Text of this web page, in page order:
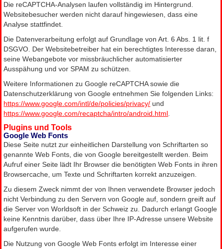
Die reCAPTCHA-Analysen laufen vollständig im Hintergrund.
Websitebesucher werden nicht darauf hingewiesen, dass eine
Analyse stattfindet.
Die Datenverarbeitung erfolgt auf Grundlage von Art. 6 Abs. 1 lit. f
DSGVO. Der Websitebetreiber hat ein berechtigtes Interesse daran,
seine Webangebote vor missbräuchlicher automatisierter
Ausspähung und vor SPAM zu schützen.
Weitere Informationen zu Google reCAPTCHA sowie die
Datenschutzerklärung von Google entnehmen Sie folgenden Links:
https://www.google.com/intl/de/policies/privacy/ und
https://www.google.com/recaptcha/intro/android.html.
Plugins und Tools
Google Web Fonts
Diese Seite nutzt zur einheitlichen Darstellung von Schriftarten so
genannte Web Fonts, die von Google bereitgestellt werden. Beim
Aufruf einer Seite lädt Ihr Browser die benötigten Web Fonts in ihren
Browsercache, um Texte und Schriftarten korrekt anzuzeigen.
Zu diesem Zweck nimmt der von Ihnen verwendete Browser jedoch
nicht Verbindung zu den Servern von Google auf, sondern greift auf
die Server von Worldsoft in der Schweiz zu. Dadurch erlangt Google
keine Kenntnis darüber, dass über Ihre IP-Adresse unsere Website
aufgerufen wurde.
Die Nutzung von Google Web Fonts erfolgt im Interesse einer